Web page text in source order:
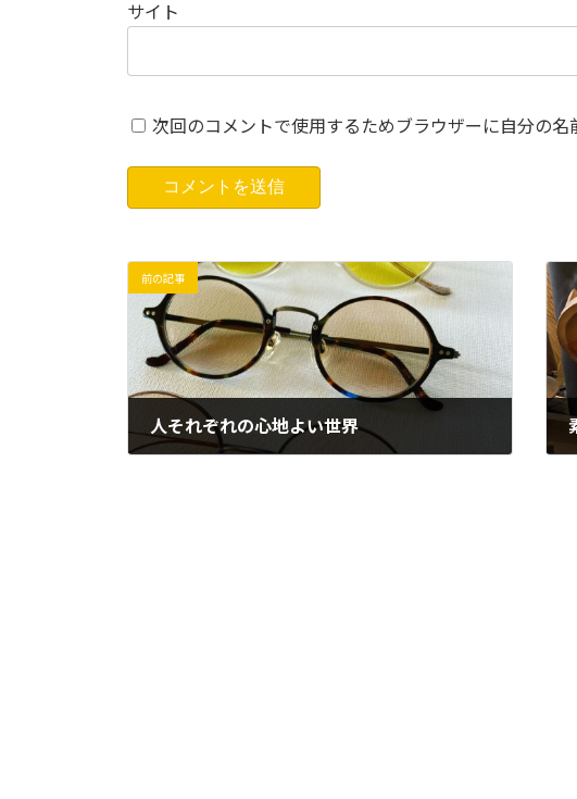
サイト
次回のコメントで使用するためブラウザーに自分の名
前の記事
人それぞれの心地よい世界